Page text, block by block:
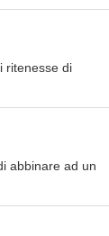
ritenesse di
di abbinare ad un